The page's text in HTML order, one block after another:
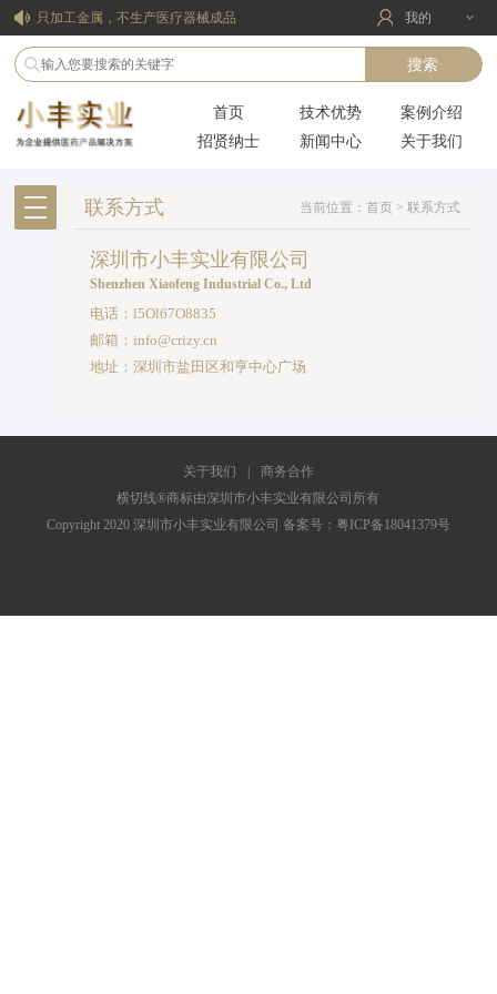
只加工金属，不生产医疗器械成品
擅长市场评估，降低企业投资风险
我的
首页 技术优势
案例介绍
招贤纳士
新闻中心 关于我们
联系方式 当前位置： 首页> 联系方式
深圳市小丰实业有限公司
Shenzhen Xiaofeng Industrial Co., Ltd
电话：l5Ol67O8835
邮箱：info@crizy.cn
地址：深圳市盐田区和亨中心广场
关于我们
商务合作
横切线®商标由深圳市小丰实业有限公司所有
Copyright 2020 深圳市小丰实业有限公司 备案号： 粤ICP备18041379号